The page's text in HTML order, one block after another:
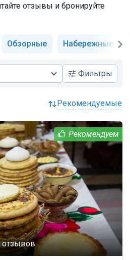
отзывы и бронируйте
Обзорные Набережные
Фильтры
рекомендуемые
отзывов